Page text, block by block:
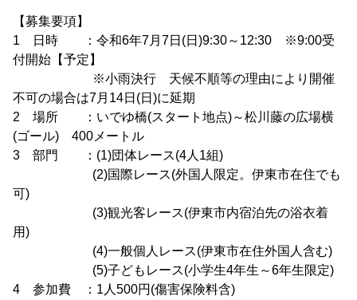
【募集要項】
1 日時 ：令和6年7月7日(日)9:30～12:30 ※9:00受
付開始【予定】
※小雨決行 天候不順等の理由により開催
不可の場合は7月14日(日)に延期
2 場所 ：いでゆ橋(スタート地点)～松川藤の広場横
(ゴール) 400メートル
3 部門 ：(1)団体レース(4人1組)
(2)国際レース(外国人限定。伊東市在住でも
可)
(3)観光客レース(伊東市内宿泊先の浴衣着
用)
(4)一般個人レース(伊東市在住外国人含む)
(5)子どもレース(小学生4年生～6年生限定)
4 参加費 ：1人500円(傷害保険料含)